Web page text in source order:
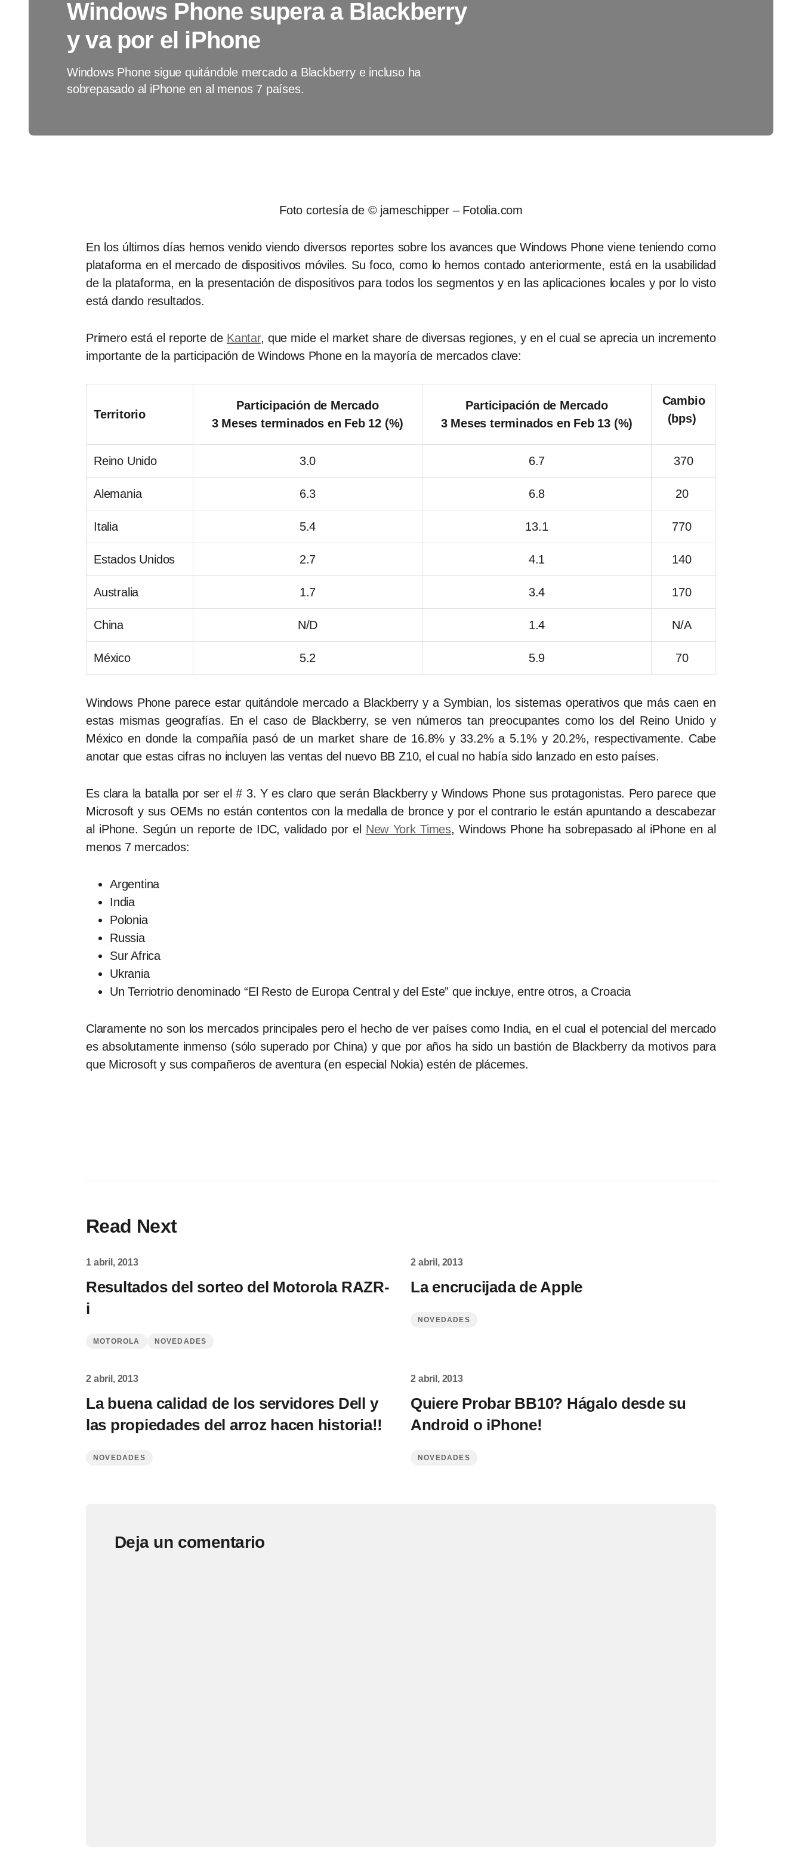
Windows Phone supera a Blackberry
y va por el iPhone
Windows Phone sigue quitándole mercado a Blackberry e incluso ha
sobrepasado al iPhone en al menos 7 países.
Foto cortesía de © jameschipper – Fotolia.com
En los últimos días hemos venido viendo diversos reportes sobre los avances que Windows Phone viene teniendo como
plataforma en el mercado de dispositivos móviles. Su foco, como lo hemos contado anteriormente, está en la usabilidad
de la plataforma, en la presentación de dispositivos para todos los segmentos y en las aplicaciones locales y por lo visto
está dando resultados.
Primero está el reporte de Kantar, que mide el market share de diversas regiones, y en el cual se aprecia un incremento
importante de la participación de Windows Phone en la mayoría de mercados clave:
Territorio
Participación de Mercado
3 Meses terminados en Feb 12 (%)
Participación de Mercado
3 Meses terminados en Feb 13 (%)
Cambio
(bps)
Reino Unido 3.0 6.7 370
Alemania 6.3 6.8 20
Italia 5.4 13.1 770
Estados Unidos 2.7 4.1 140
Australia 1.7 3.4 170
China N/D 1.4 N/A
México 5.2 5.9 70
Windows Phone parece estar quitándole mercado a Blackberry y a Symbian, los sistemas operativos que más caen en
estas mismas geografías. En el caso de Blackberry, se ven números tan preocupantes como los del Reino Unido y
México en donde la compañía pasó de un market share de 16.8% y 33.2% a 5.1% y 20.2%, respectivamente. Cabe
anotar que estas cifras no incluyen las ventas del nuevo BB Z10, el cual no había sido lanzado en esto países.
Es clara la batalla por ser el # 3. Y es claro que serán Blackberry y Windows Phone sus protagonistas. Pero parece que
Microsoft y sus OEMs no están contentos con la medalla de bronce y por el contrario le están apuntando a descabezar
al iPhone. Según un reporte de IDC, validado por el New York Times, Windows Phone ha sobrepasado al iPhone en al
menos 7 mercados:
Argentina
India
Polonia
Russia
Sur Africa
Ukrania
Un Terriotrio denominado “El Resto de Europa Central y del Este” que incluye, entre otros, a Croacia
Claramente no son los mercados principales pero el hecho de ver países como India, en el cual el potencial del mercado
es absolutamente inmenso (sólo superado por China) y que por años ha sido un bastión de Blackberry da motivos para
que Microsoft y sus compañeros de aventura (en especial Nokia) estén de plácemes.
Read Next
1 abril, 2013
Resultados del sorteo del Motorola RAZR-
i
MOTOROLA NOVEDADES
2 abril, 2013
La encrucijada de Apple
NOVEDADES
2 abril, 2013
La buena calidad de los servidores Dell y
las propiedades del arroz hacen historia!!
NOVEDADES
2 abril, 2013
Quiere Probar BB10? Hágalo desde su
Android o iPhone!
NOVEDADES
Deja un comentario